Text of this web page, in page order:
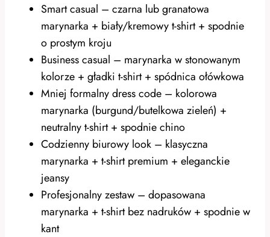
Smart casual – czarna lub granatowa
marynarka + biały/kremowy t-shirt + spodnie
o prostym kroju
Business casual – marynarka w stonowanym
kolorze + gładki t-shirt + spódnica ołówkowa
Mniej formalny dress code – kolorowa
marynarka (burgund/butelkowa zieleń) +
neutralny t-shirt + spodnie chino
Codzienny biurowy look – klasyczna
marynarka + t-shirt premium + eleganckie
jeansy
Profesjonalny zestaw – dopasowana
marynarka + t-shirt bez nadruków + spodnie w
kant